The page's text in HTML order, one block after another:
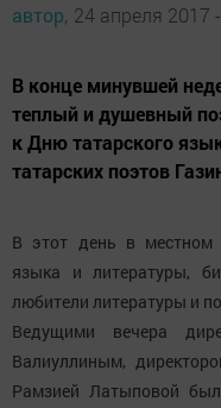
автор, 24 апреля 2017
В конце минувшей
теплый и душевный
к Дню татарского
татарских поэтов
В этот день в местном
языка и литературы,
любители литературы и
Ведущими вечера
Валиуллиным,
Рамзией Латыповой